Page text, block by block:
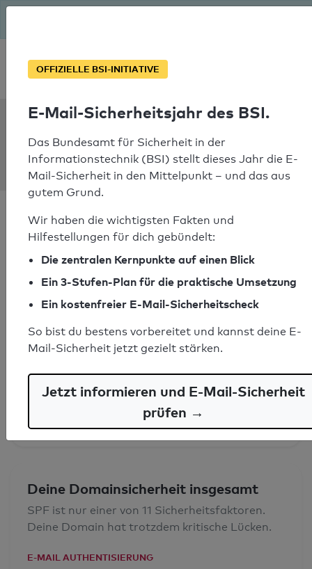
Soforthilfe bei Notfällen
online-trainer-
lizenz.de
SPF-Check bestanden
Ihr SPF-Record Prüfergebnis
SPF-Record gefunden
Syntaxprüfung: 0 Fehler
E-Mail-Spoofingschutz: Gut
Deine Domainsicherheit insgesamt
SPF ist nur einer von 11 Sicherheitsfaktoren.
Deine Domain hat trotzdem kritische Lücken.
E-MAIL AUTHENTISIERUNG
OFFIZIELLE BSI-INITIATIVE
E-Mail-Sicherheitsjahr des BSI.
Das Bundesamt für Sicherheit in der
Informationstechnik (BSI) stellt dieses Jahr die E-
Mail-Sicherheit in den Mittelpunkt – und das aus
gutem Grund.
Wir haben die wichtigsten Fakten und
Hilfestellungen für dich gebündelt:
Die zentralen Kernpunkte auf einen Blick
Ein 3-Stufen-Plan für die praktische Umsetzung
Ein kostenfreier E-Mail-Sicherheitscheck
So bist du bestens vorbereitet und kannst deine E-
Mail-Sicherheit jetzt gezielt stärken.
Jetzt informieren und E-Mail-Sicherheit
prüfen →